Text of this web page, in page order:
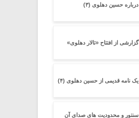
درباره حسین دهلوی (۳)
گزارشی از افتتاح «تالار دهلوی»
یک نامه قدیمی از حسین دهلوی (۴)
سنتور و محدودیت‌ های صدای آن